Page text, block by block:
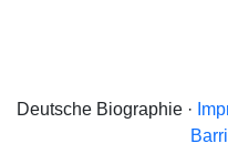
Deutsche Biographie ·